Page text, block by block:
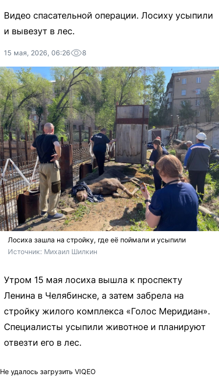
Видео спасательной операции. Лосиху усыпили
и вывезут в лес.
15 мая, 2026, 06:26 8
Лосиха зашла на стройку, где её поймали и усыпили
Источник: Михаил Шилкин
Утром 15 мая лосиха вышла к проспекту
Ленина в Челябинске, а затем забрела на
стройку жилого комплекса «Голос Меридиан».
Специалисты усыпили животное и планируют
отвезти его в лес.
Не удалось загрузить VIQEO